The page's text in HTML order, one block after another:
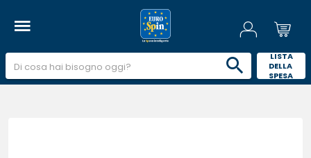
LISTA
DELLA
SPESA